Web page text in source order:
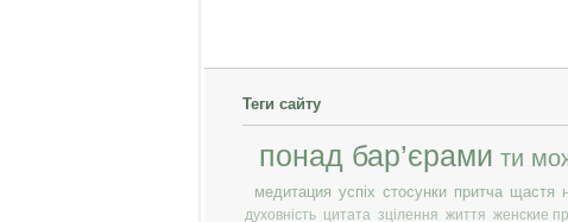
Теги сайту
понад бар’єрами ти
медитация успіх стосунки притча щастя
духовність цитата зцілення життя женские